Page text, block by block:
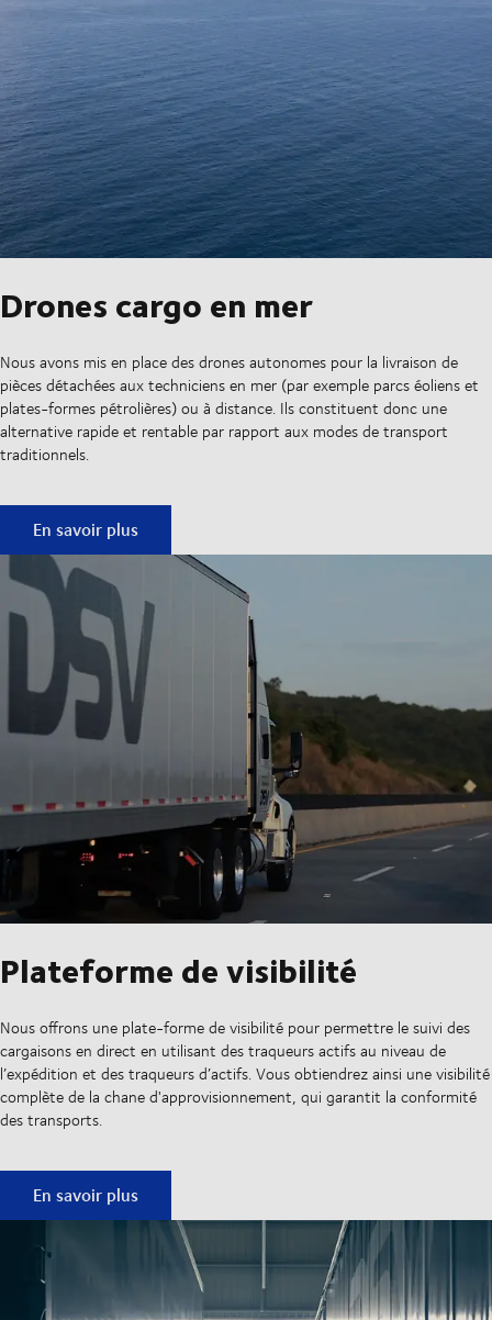
Drones cargo en mer
Nous avons mis en place des drones autonomes pour la livraison de
pièces détachées aux techniciens en mer (par exemple parcs éoliens et
plates-formes pétrolières) ou à distance. Ils constituent donc une
alternative rapide et rentable par rapport aux modes de transport
traditionnels.
Drones cargo en mer
En savoir plus
Plateforme de visibilité
Nous offrons une plate-forme de visibilité pour permettre le suivi des
cargaisons en direct en utilisant des traqueurs actifs au niveau de
l’expédition et des traqueurs d’actifs. Vous obtiendrez ainsi une visibilité
complète de la chane d'approvisionnement, qui garantit la conformité
des transports.
Plateforme de visibilité
En savoir plus